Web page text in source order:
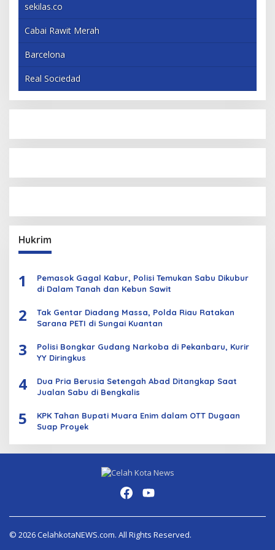
sekilas.co
Cabai Rawit Merah
Barcelona
Real Sociedad
Hukrim
1
Pemasok Gagal Kabur, Polisi Temukan Sabu Dikubur
di Dalam Tanah dan Kebun Sawit
2
Tak Gentar Diadang Massa, Polda Riau Ratakan
Sarana PETI di Sungai Kuantan
3
Polisi Bongkar Gudang Narkoba di Pekanbaru, Kurir
YY Diringkus
4
Dua Pria Berusia Setengah Abad Ditangkap Saat
Jualan Sabu di Bengkalis
5
KPK Tahan Bupati Muara Enim dalam OTT Dugaan
Suap Proyek
© 2026 CelahkotaNEWS.com. All Rights Reserved.